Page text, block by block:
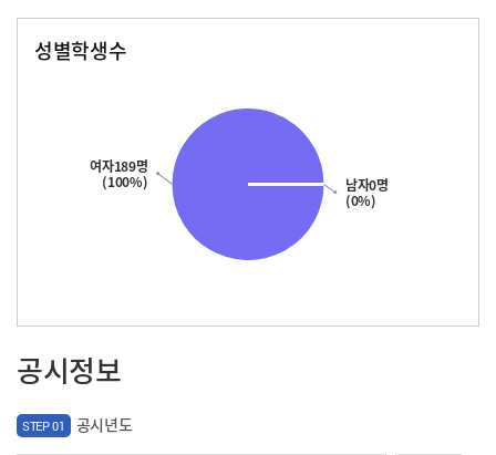
성별학생수
남자0명
(0%)
여자189명
(100%)
공시정보
STEP 01 공시년도